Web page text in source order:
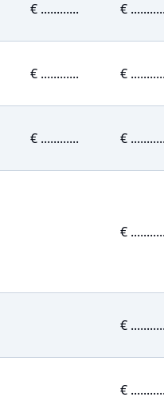
€ ............ €
€ ............ €
€ ............ €
€
€
€